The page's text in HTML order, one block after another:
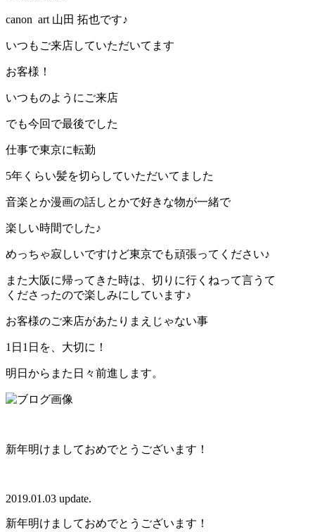
canon art 山田 拓也です♪
いつもご来店していただいてます
お客様！
いつものようにご来店
でも今回で最後でした
仕事で東京に転勤
5年くらい髪を切らしていただいてました
音楽とか漫画の話しとかで好きな物が一緒で
楽しい時間でした♪
めっちゃ寂しいですけど東京でも頑張ってください♪
また大阪に帰ってきた時は、切りに行くねって言うて
くださったので楽しみにしています♪
お客様のご来店があたりまえじゃない事
1日1日を、大切に！
明日からまた日々前進します。
新年明けましておめでとうございます！
2019.01.03 update.
新年明けましておめでとうございます！